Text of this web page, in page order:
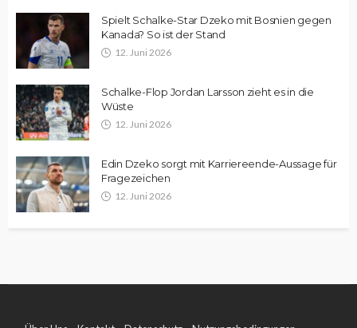
Spielt Schalke-Star Dzeko mit Bosnien gegen
Kanada? So ist der Stand
12. Juni 2026
Schalke-Flop Jordan Larsson zieht es in die
Wüste
12. Juni 2026
Edin Dzeko sorgt mit Karriereende-Aussage für
Fragezeichen
12. Juni 2026